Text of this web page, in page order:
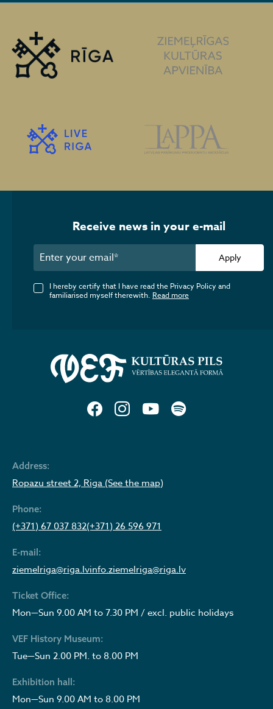
Address:
Ropazu street 2, Riga (See the map)
Phone:
(+371) 67 037 832(+371) 26 596 971
E-mail:
ziemelriga@riga.lvinfo.ziemelriga@riga.lv
Ticket Office:
Mon—Sun 9.00 AM to 7.30 PM / excl. public holidays
VEF History Museum:
Tue—Sun 2.00 PM. to 8.00 PM
Exhibition hall:
Mon—Sun 9.00 AM to 8.00 PM
Receive news in your e-mail
Apply
I hereby certify that I have read the Privacy Policy and
familiarised myself therewith. Read more